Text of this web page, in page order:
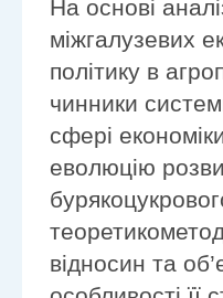
На основі
міжгалузевих
політику в
чинники
сфері
еволюцію
відносин та